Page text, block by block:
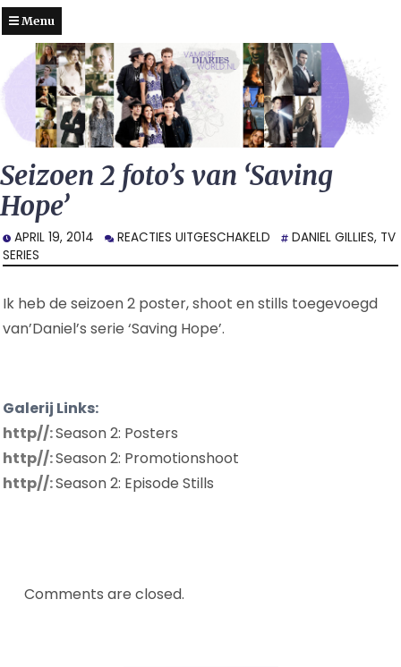
Menu
Seizoen 2 foto’s van ‘Saving
Hope’
APRIL 19, 2014 REACTIES UITGESCHAKELD VOOR
2
VAN
DANIEL GILLIES, TV
SERIES
Ik heb de seizoen 2 poster, shoot en stills toegevoegd
van’Daniel’s serie ‘Saving Hope’.
Galerij Links:
http//:Season 2: Posters
http//:Season 2: Promotionshoot
http//:Season 2: Episode Stills
Comments are closed.